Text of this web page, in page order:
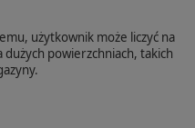
użytkownik może liczyć na
powierzchniach, takich